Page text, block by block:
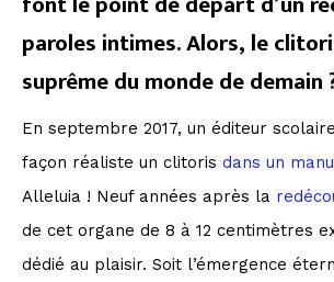
paroles intimes. Alors, le
suprême du monde de demain
En septembre 2017, un éditeur scolaire représente de
façon réaliste un clitoris dans un
Alleluia ! Neuf années après la
de cet organe de 8 à 12 centimètres
dédié au plaisir. Soit l’émergence